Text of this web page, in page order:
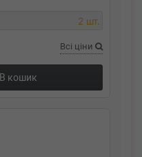
2 шт.
Всі ціни
В кошик